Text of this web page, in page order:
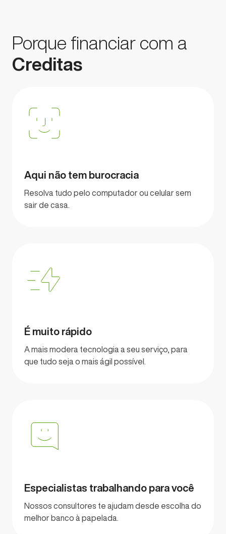
Porque financiar com a
Creditas
Aqui não tem burocracia
Resolva tudo pelo computador ou celular sem
sair de casa.
É muito rápido
A mais modera tecnologia a seu serviço, para
que tudo seja o mais ágil possível.
Especialistas trabalhando para você
Nossos consultores te ajudam desde escolha do
melhor banco à papelada.